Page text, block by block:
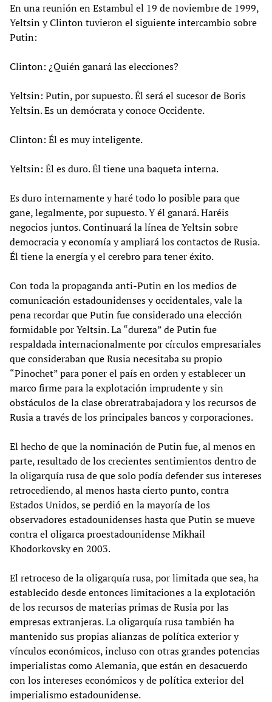
En una reunión en Estambul el 19 de noviembre de 1999,
Yeltsin y Clinton tuvieron el siguiente intercambio sobre
Putin:
Clinton: ¿Quién ganará las elecciones?
Yeltsin: Putin, por supuesto. Él será el sucesor de Boris
Yeltsin. Es un demócrata y conoce Occidente.
Clinton: Él es muy inteligente.
Yeltsin: Él es duro. Él tiene una baqueta interna.
Es duro internamente y haré todo lo posible para que
gane, legalmente, por supuesto. Y él ganará. Haréis
negocios juntos. Continuará la línea de Yeltsin sobre
democracia y economía y ampliará los contactos de Rusia.
Él tiene la energía y el cerebro para tener éxito.
Con toda la propaganda anti-Putin en los medios de
comunicación estadounidenses y occidentales, vale la
pena recordar que Putin fue considerado una elección
formidable por Yeltsin. La “dureza” de Putin fue
respaldada internacionalmente por círculos empresariales
que consideraban que Rusia necesitaba su propio
“Pinochet” para poner el país en orden y establecer un
marco firme para la explotación imprudente y sin
obstáculos de la clase obreratrabajadora y los recursos de
Rusia a través de los principales bancos y corporaciones.
El hecho de que la nominación de Putin fue, al menos en
parte, resultado de los crecientes sentimientos dentro de
la oligarquía rusa de que solo podía defender sus intereses
retrocediendo, al menos hasta cierto punto, contra
Estados Unidos, se perdió en la mayoría de los
observadores estadounidenses hasta que Putin se mueve
contra el oligarca proestadounidense Mikhail
Khodorkovsky en 2003.
El retroceso de la oligarquía rusa, por limitada que sea, ha
establecido desde entonces limitaciones a la explotación
de los recursos de materias primas de Rusia por las
empresas extranjeras. La oligarquía rusa también ha
mantenido sus propias alianzas de política exterior y
vínculos económicos, incluso con otras grandes potencias
imperialistas como Alemania, que están en desacuerdo
con los intereses económicos y de política exterior del
imperialismo estadounidense.